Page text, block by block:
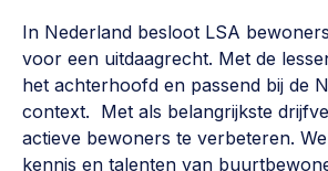
In Nederland besloot LSA
voor een uitdaagrecht. Met de
het achterhoofd en passend bij de
context. Met als belangrijkste
actieve bewoners te verbeteren.
kennis en talenten van